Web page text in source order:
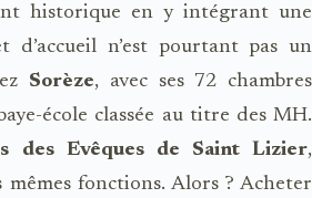
historique en y intégrant une
d’accueil n’est pourtant pas un
Sorèze, avec ses 72 chambres
école classée au titre des MH.
des Evêques de Saint Lizier,
mêmes fonctions. Alors ? Acheter